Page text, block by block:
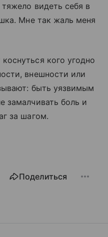
видеть себя в
Мне так жаль меня
кого угодно
внешности или
быть уязвимым
замалчивать боль и
за шагом.
Поделиться